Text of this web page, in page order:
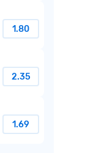
1.80
2.35
1.69